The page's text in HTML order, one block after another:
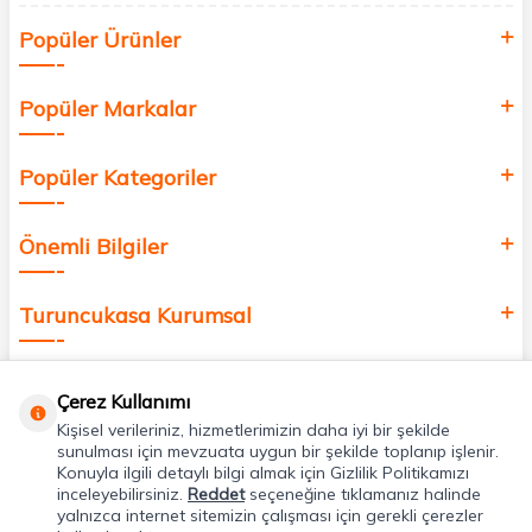
değer katmak için bize katılın!
Popüler Ürünler
Popüler Markalar
Popüler Kategoriler
Önemli Bilgiler
Turuncukasa Kurumsal
Uygulamalarımız
Adres & İletişim
Çerez Kullanımı
Kişisel verileriniz, hizmetlerimizin daha iyi bir şekilde
sunulması için mevzuata uygun bir şekilde toplanıp işlenir.
Konuyla ilgili detaylı bilgi almak için Gizlilik Politikamızı
inceleyebilirsiniz. Reddetseçeneğine tıklamanız halinde
yalnızca internet sitemizin çalışması için gerekli çerezler